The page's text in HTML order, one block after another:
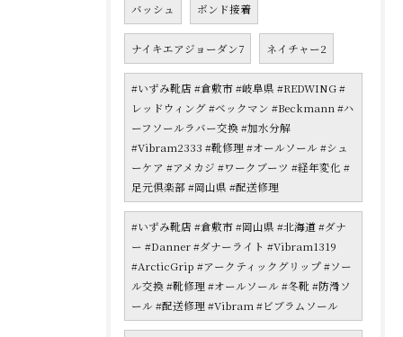
バッシュ ボンド接着
ナイキエアジョーダン7 ネイチャー2
#いずみ靴店 #倉敷市 #岐阜県 #REDWING #
レッドウィング #ベックマン #Beckmann #ハ
ーフソールラバー交換 #加水分解
#Vibram2333 #靴修理 #オールソール #シュ
ーケア #アメカジ #ワークブーツ #経年変化 #
足元倶楽部 #岡山県 #配送修理
#いずみ靴店 #倉敷市 #岡山県 #北海道 #ダナ
ー #Danner #ダナーライト #Vibram1319
#ArcticGrip #アークティックグリップ #ソー
ル交換 #靴修理 #オールソール #冬靴 #防滑ソ
ール #配送修理 #Vibram #ビブラムソール